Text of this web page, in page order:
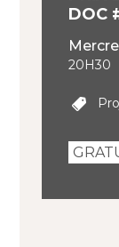
DOC
20H30